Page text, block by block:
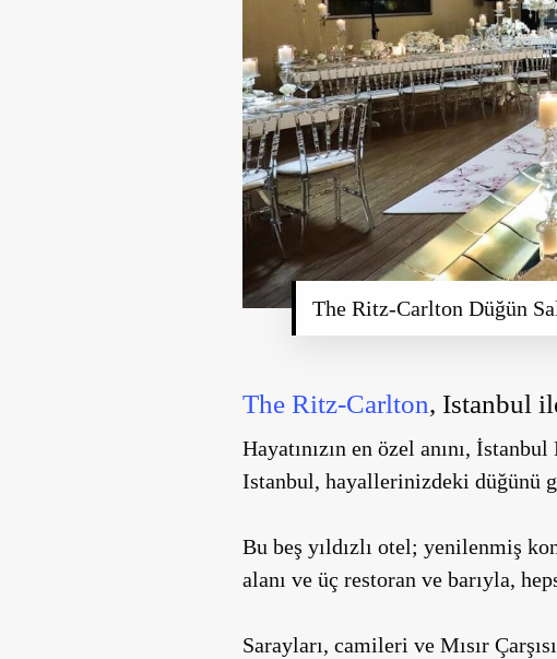
The Ritz-Carlton Düğün
The Ritz-Carlton, Istanbul
Hayatınızın en özel anını,
Istanbul, hayallerinizdeki düğünü
Bu beş yıldızlı otel; yenilenmiş
alanı ve üç restoran ve barıyla,
Sarayları, camileri ve Mısır